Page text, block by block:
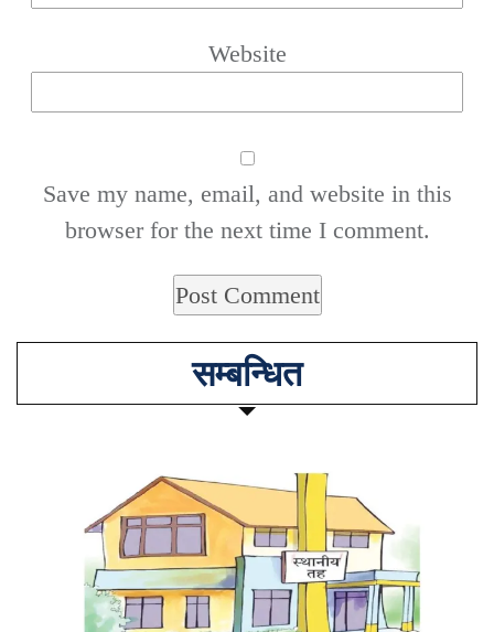
Website
Save my name, email, and website in this
browser for the next time I comment.
सम्बन्धित